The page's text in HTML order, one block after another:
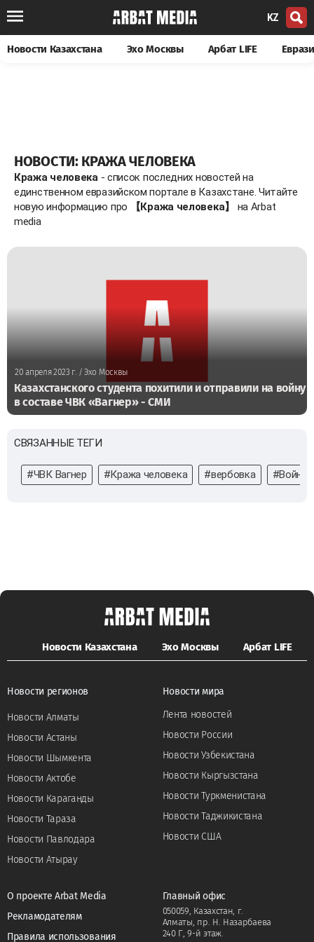
KZ
Новости Казахстана Эхо Москвы Арбат LIFE
НОВОСТИ: КРАЖА ЧЕЛОВЕКА
Кража человека - список последних новостей на
единственном евразийском портале в Казахстане. Читайте
новую информацию про
【Кража человека】
на Arbat
media
20 апреля 2023 г./ Эхо Москвы
Казахстанского студента похитили и отправили на войну
в составе ЧВК «Вагнер» - СМИ
СВЯЗАННЫЕ ТЕГИ
#ЧВК Вагнер #Кража человека #вербовка #Война
Новости Казахстана Эхо Москвы Арбат LIFE
Новости регионов
Новости Алматы
Новости Астаны
Новости Шымкента
Новости Актобе
Новости Караганды
Новости Тараза
Новости Павлодара
Новости Атырау
Новости мира
Лента новостей
Новости России
Новости Узбекистана
Новости Кыргызстана
Новости Туркменистана
Новости Таджикистана
Новости США
О проекте Arbat Media
Рекламодателям
Правила использования
Главный офис
050059, Казахстан, г.
Алматы, пр. Н. Назарбаева
240 Г, 9-й этаж.